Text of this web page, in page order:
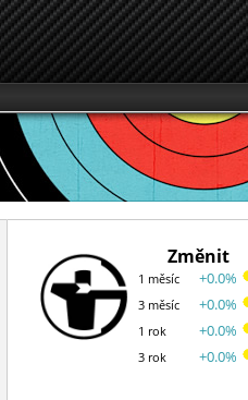
Změnit
1 měsíc
3 měsíc
1 rok
3 rok
+0.0%
+0.0%
+0.0%
+0.0%